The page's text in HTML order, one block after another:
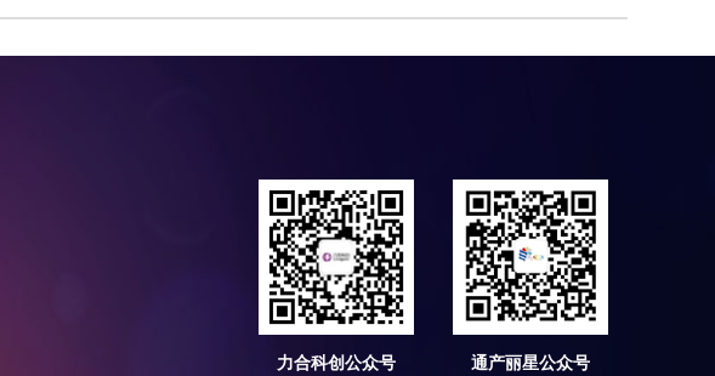
通产丽星公众号
力合科创公众号